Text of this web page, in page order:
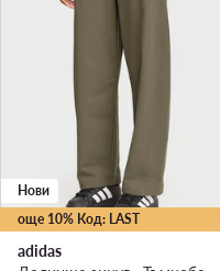
още 10% Код: LAST
Нови
adidas